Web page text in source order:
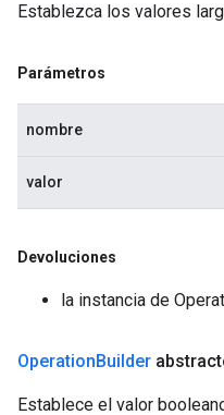
Establezca los valores
Parámetros
nombre
valor
Devoluciones
la instancia de
OperationBuilder
Establece el valor